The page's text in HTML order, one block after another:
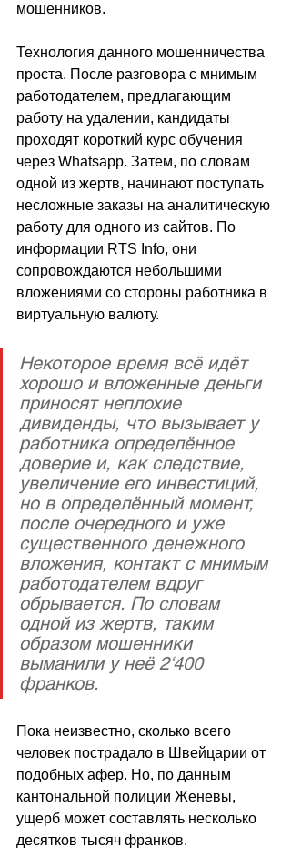
мошенников.
Технология данного мошенничества
проста. После разговора с мнимым
работодателем, предлагающим
работу на удалении, кандидаты
проходят короткий курс обучения
через Whatsapp. Затем, по словам
одной из жертв, начинают поступать
несложные заказы на аналитическую
работу для одного из сайтов. По
информации RTS Info, они
сопровождаются небольшими
вложениями со стороны работника в
виртуальную валюту.
Некоторое время всё идёт
хорошо и вложенные деньги
приносят неплохие
дивиденды, что вызывает у
работника определённое
доверие и, как следствие,
увеличение его инвестиций,
но в определённый момент,
после очередного и уже
существенного денежного
вложения, контакт с мнимым
работодателем вдруг
обрывается. По словам
одной из жертв, таким
образом мошенники
выманили у неё 2‘400
франков.
Пока неизвестно, сколько всего
человек пострадало в Швейцарии от
подобных афер. Но, по данным
кантональной полиции Женевы,
ущерб может составлять несколько
десятков тысяч франков.